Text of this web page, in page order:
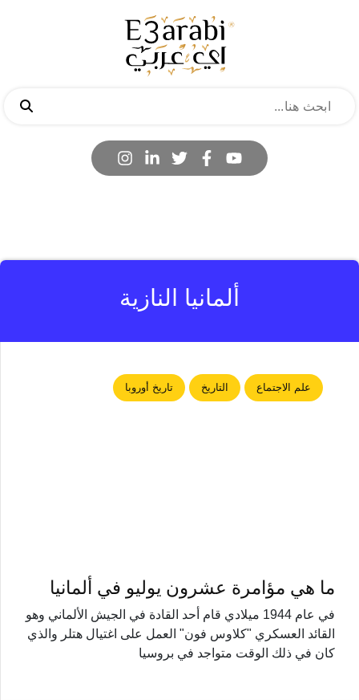
ألمانيا النازية
علم الاجتماع التاريخ تاريخ أوروبا
ما هي مؤامرة عشرون يوليو في ألمانيا
في عام 1944 ميلادي قام أحد القادة في الجيش الألماني وهو
القائد العسكري "كلاوس فون" العمل على اغتيال هتلر والذي
كان في ذلك الوقت متواجد في بروسيا